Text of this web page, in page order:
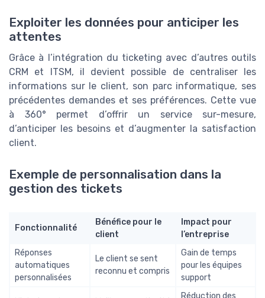
Exploiter les données pour anticiper les
attentes
Grâce à l’intégration du ticketing avec d’autres outils
CRM et ITSM, il devient possible de centraliser les
informations sur le client, son parc informatique, ses
précédentes demandes et ses préférences. Cette vue
à 360° permet d’offrir un service sur-mesure,
d’anticiper les besoins et d’augmenter la satisfaction
client.
Exemple de personnalisation dans la
gestion des tickets
Fonctionnalité
Bénéfice pour le
client
Impact pour
l’entreprise
Réponses
automatiques
personnalisées
Le client se sent
reconnu et compris
Gain de temps
pour les équipes
support
Réduction des